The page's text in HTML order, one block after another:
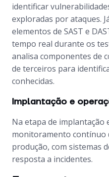
identificar
exploradas por ataques.
elementos de SAST e
tempo real durante os
analisa componentes de
de terceiros para
conhecidas.
Implantação e
Na etapa de implantação
monitoramento contínuo
produção, com sistemas
resposta a incidentes.